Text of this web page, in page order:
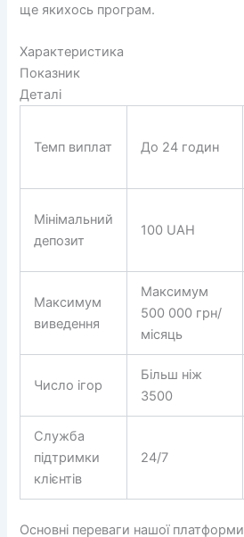
ще якихось програм.
Характеристика
Показник
Деталі
Темп виплат До 24 годин
Мінімальний
депозит
100 UAH
Максимум
виведення
Максимум
500 000 грн/
місяць
Число ігор
Більш ніж
3500
Служба
підтримки
клієнтів
24/7
Основні переваги нашої платформи